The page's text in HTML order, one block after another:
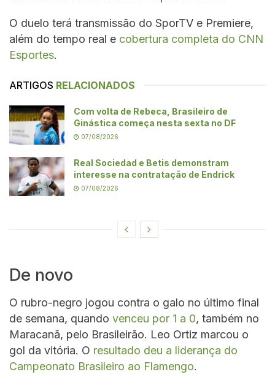
O duelo terá transmissão do SporTV e Premiere,
além do tempo real e cobertura completa do CNN
Esportes.
ARTIGOS RELACIONADOS
Com volta de Rebeca, Brasileiro de
Ginástica começa nesta sexta no DF
07/08/2026
Real Sociedad e Betis demonstram
interesse na contratação de Endrick
07/08/2026
De novo
O rubro-negro jogou contra o galo no último final
de semana, quando venceu por 1 a 0, também no
Maracanã, pelo Brasileirão. Leo Ortiz marcou o
gol da vitória. O resultado deu a liderança do
Campeonato Brasileiro ao Flamengo.